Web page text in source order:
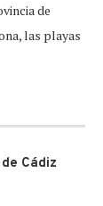
de
las playas
Cádiz